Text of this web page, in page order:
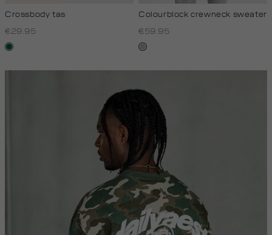
Crossbody tas
€29.95
donkergroen
Colourblock crewneck sweater
€59.95
lichtgrijs